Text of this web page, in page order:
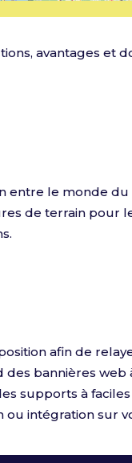
avantages et
entre le monde
de terrain pour
afin de
bannières web
supports à
intégration sur